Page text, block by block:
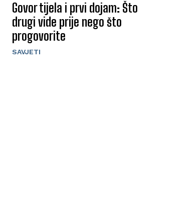
Govor tijela i prvi dojam: Što
drugi vide prije nego što
progovorite
SAVJETI